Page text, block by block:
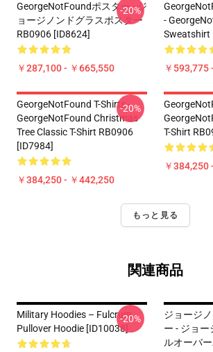
GeorgeNotFoundポスター - ジ
ョージノンドグラスポスター
RB0906 [ID8624]
￥287,100 - ￥665,550
-20%
-
Sweatshirt
￥593,775
GeorgeNotFound T-Shirts -
GeorgeNotFound Christmas
Tree Classic T-Shirt RB0906
[ID7984]
￥384,250 - ￥442,250
-20%
T-Shirt
￥384,250
もっと見る
関連商品
Military Hoodies – Fulcrum
Pullover Hoodie [ID10038]
-20%
ジョージ
ー - ジョ
ルオーバ